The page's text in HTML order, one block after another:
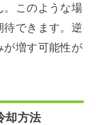
。このような場
待できます。逆
が増す可能性が
却方法